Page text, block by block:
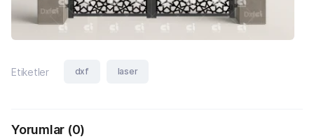
Etiketler dxf laser
Yorumlar (0)